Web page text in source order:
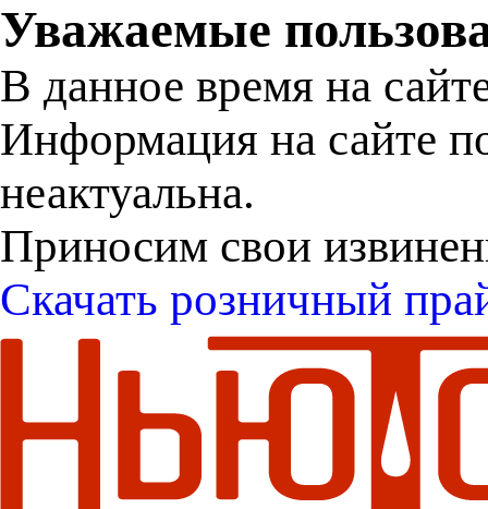
Уважаемые
В данное время на
Информация на сайте
неактуальна.
Приносим свои
Скачать розничный